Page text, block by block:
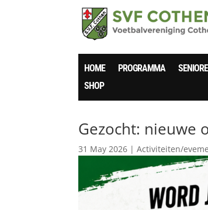
HOME PROGRAMMA
SHOP
Gezocht: nieuwe
31 May 2026 |Activiteiten/